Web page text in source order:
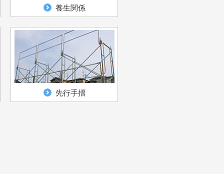
養生関係
先行手摺